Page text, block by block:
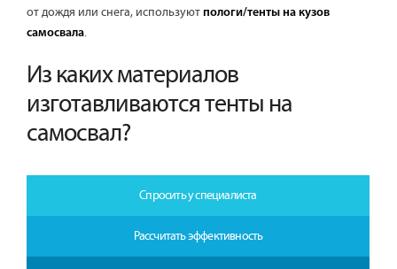
от дождя или снега, используют пологи/тенты на кузов
самосвала.
Из каких материалов
изготавливаются тенты на
самосвал?
Спросить у специалиста
Рассчитать эффективность